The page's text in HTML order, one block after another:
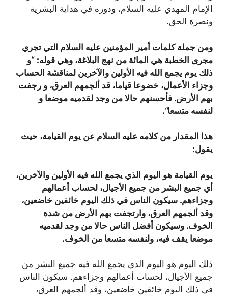
الإمام المهدي عليه السلام، ودوره في هداية البشرية
ونصرة الحق.
ومن جملة كلمات أمير المؤمنين عليه السلام التي تجري
مجرى الخطبة هي المائة من نهج البلاغة، وهي قوله: “و
ذلك يوم يجمع الله فيه الأولين والآخرين لمناقشة الحساب
وجزاء الأعمال، خضوعا قياما، قد ألجمهم العرق، و رجفت
بهم الأرض. فأحسنهم حالا من وجد لقدميه موضعا و
لنفسه متسعا“.
هذا المقدار من كلامه عليه السلام عن يوم القيامة، حيث
يقول:
يوم القيامة هو اليوم الذي يجمع الله فيه الأولين والآخرين،
أي جميع البشر من جميع الأجيال، لحساب أعمالهم
وجزاءهم. سيكون الناس في ذلك اليوم خائفين خاضعين،
وقد ألجمهم العرق، وارتجفت بهم الأرض من شدة
الخوف. وسيكون أفضل الناس حالا من وجد لقدميه
موضعا يقف فيه، ولنفسه متسعا من الخوف.
ذلك اليوم هو اليوم الذي يجمع الله فيه جميع البشر من
جميع الأجيال، لحساب أعمالهم وجزاءهم. سيكون الناس
في ذلك اليوم خائفين خاضعين، وقد ألجمهم العرق،